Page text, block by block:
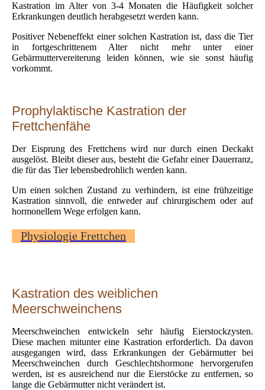
Kastration im Alter von 3-4 Monaten die Häufigkeit solcher
Erkrankungen deutlich herabgesetzt werden kann.
Positiver Nebeneffekt einer solchen Kastration ist, dass die Tier
in fortgeschrittenem Alter nicht mehr unter einer
Gebärmuttervereiterung leiden können, wie sie sonst häufig
vorkommt.
Prophylaktische Kastration der
Frettchenfähe
Der Eisprung des Frettchens wird nur durch einen Deckakt
ausgelöst. Bleibt dieser aus, besteht die Gefahr einer Dauerranz,
die für das Tier lebensbedrohlich werden kann.
Um einen solchen Zustand zu verhindern, ist eine frühzeitige
Kastration sinnvoll, die entweder auf chirurgischem oder auf
hormonellem Wege erfolgen kann.
Physiologie Frettchen
Kastration des weiblichen
Meerschweinchens
Meerschweinchen entwickeln sehr häufig Eierstockzysten.
Diese machen mitunter eine Kastration erforderlich. Da davon
ausgegangen wird, dass Erkrankungen der Gebärmutter bei
Meerschweinchen durch Geschlechtshormone hervorgerufen
werden, ist es ausreichend nur die Eierstöcke zu entfernen, so
lange die Gebärmutter nicht verändert ist.